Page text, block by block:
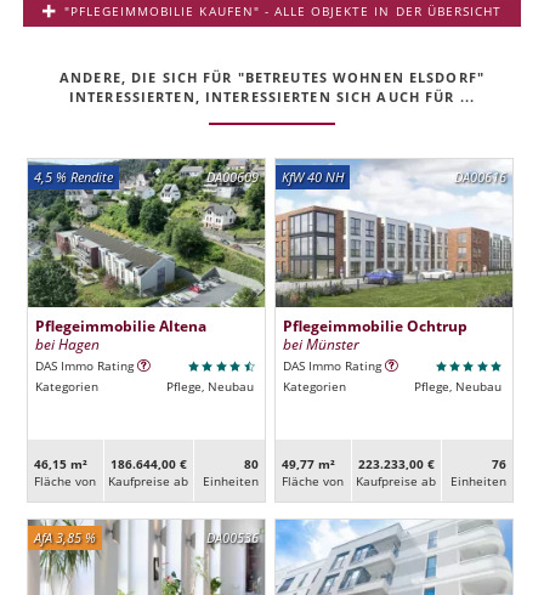
"PFLEGEIMMOBILIE KAUFEN" - ALLE OBJEKTE IN DER ÜBERSICHT
ANDERE, DIE SICH FÜR "BETREUTES WOHNEN ELSDORF"
INTERESSIERTEN, INTERESSIERTEN SICH AUCH FÜR ...
DA00609
4,5 % Rendite
Pflegeimmobilie Altena
bei Hagen
DAS Immo Rating
Kategorien
Pflege, Neubau
46,15 m²
Fläche von
186.644,00 €
Kaufpreise ab
80
Ein­heiten
DA00616
KfW 40 NH
Pflegeimmobilie Ochtrup
bei Münster
DAS Immo Rating
Kategorien
Pflege, Neubau
49,77 m²
Fläche von
223.233,00 €
Kaufpreise ab
76
Ein­heiten
DA00536
AfA 3,85 %